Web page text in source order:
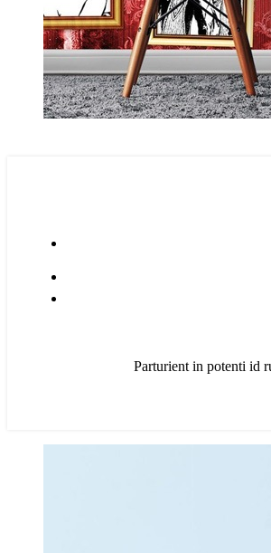
Parturient in potenti id